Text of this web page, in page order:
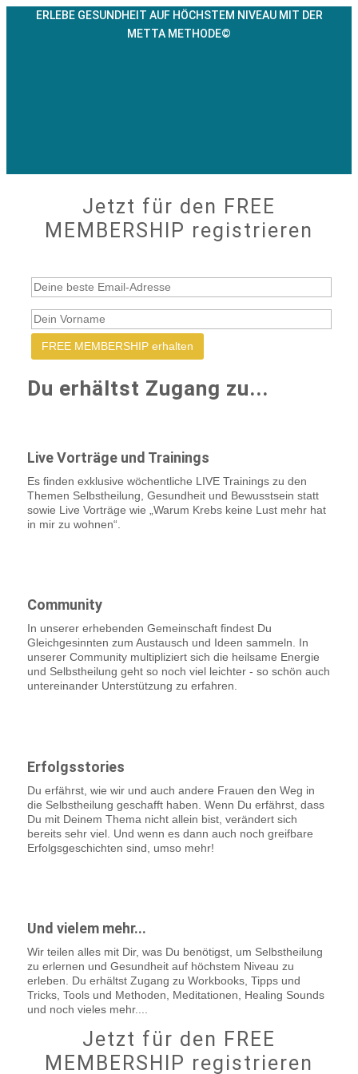
ERLEBE GESUNDHEIT AUF HÖCHSTEM NIVEAU MIT DER
METTA METHODE©
Jetzt für den FREE
MEMBERSHIP registrieren
Du erhältst Zugang zu...​
Live Vorträge und Trainings
Es finden exklusive wöchentliche LIVE Trainings zu den
Themen Selbstheilung, Gesundheit und Bewusstsein statt
sowie Live Vorträge wie „Warum Krebs keine Lust mehr hat
in mir zu wohnen“.
Community
In unserer erhebenden Gemeinschaft findest Du
Gleichgesinnten zum Austausch und Ideen sammeln. In
unserer Community multipliziert sich die heilsame Energie
und Selbstheilung geht so noch viel leichter - so schön auch
untereinander Unterstützung zu erfahren.
Erfolgsstories
Du erfährst, wie wir und auch andere Frauen den Weg in
die Selbstheilung geschafft haben. Wenn Du erfährst, dass
Du mit Deinem Thema nicht allein bist, verändert sich
bereits sehr viel. Und wenn es dann auch noch greifbare
Erfolgsgeschichten sind, umso mehr!
Und vielem mehr...
Wir teilen alles mit Dir, was Du benötigst, um Selbstheilung
zu erlernen und Gesundheit auf höchstem Niveau zu
erleben. Du erhältst Zugang zu Workbooks, Tipps und
Tricks, Tools und Methoden, Meditationen, Healing Sounds
und noch vieles mehr....
Jetzt für den FREE
MEMBERSHIP registrieren